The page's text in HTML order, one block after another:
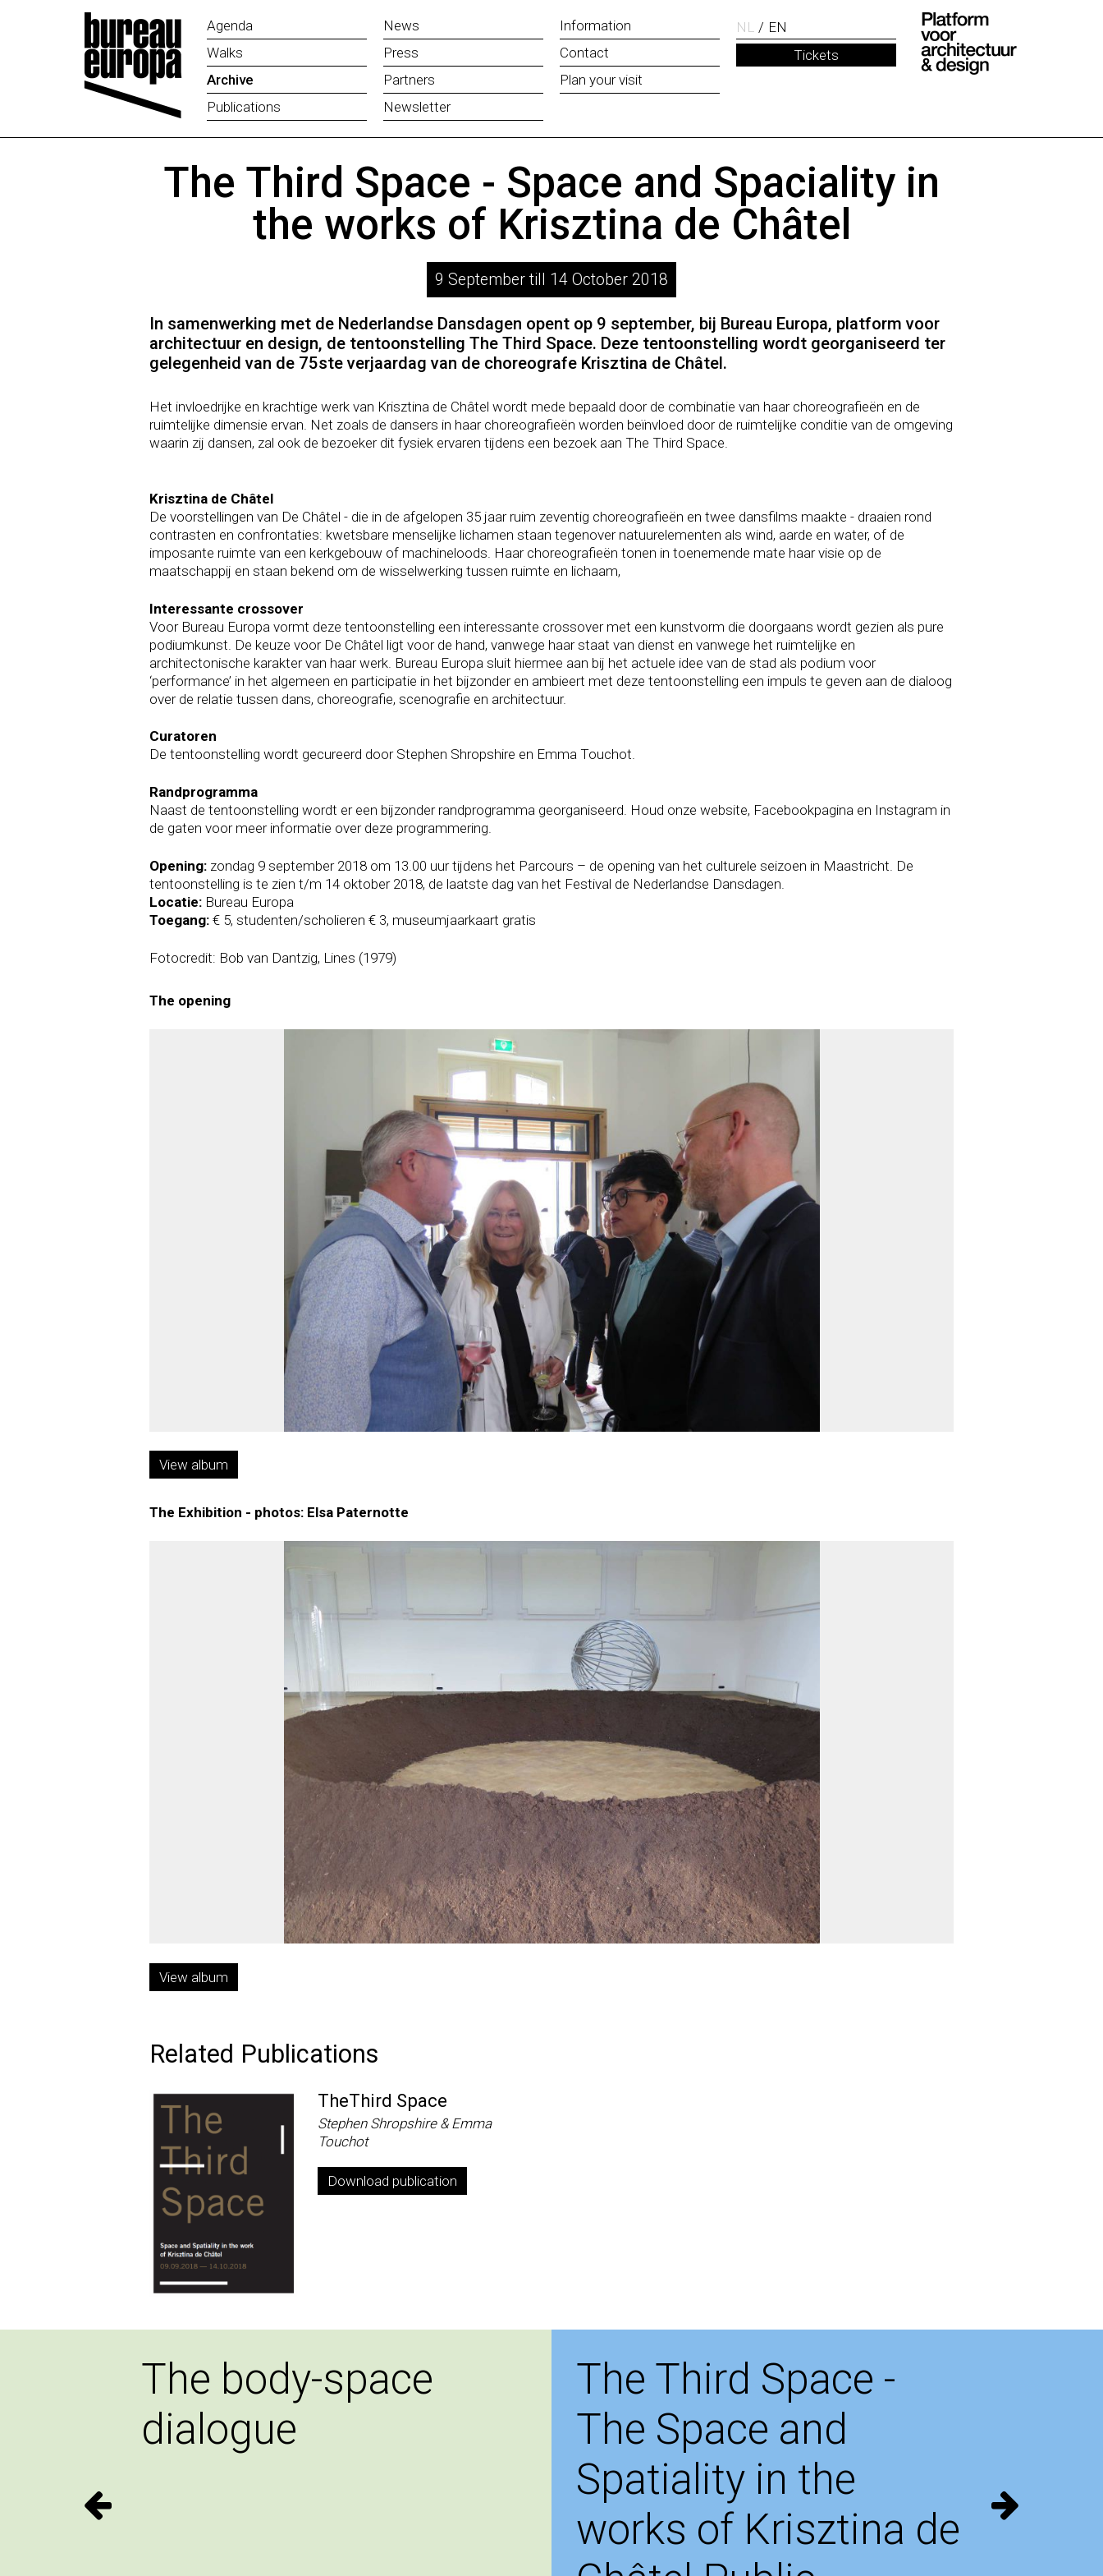
Agenda
Walks
Archive
Publications
News
Press
Partners
Newsletter
Information
Contact
Plan your visit
NL
EN
Tickets
The Third Space - Space and Spaciality in
the works of Krisztina de Châtel
9 September till 14 October 2018
In samenwerking met de Nederlandse Dansdagen opent op 9 september, bij Bureau Europa, platform voor
architectuur en design, de tentoonstelling The Third Space. Deze tentoonstelling wordt georganiseerd ter
gelegenheid van de 75ste verjaardag van de choreografe Krisztina de Châtel.
Het invloedrijke en krachtige werk van Krisztina de Châtel wordt mede bepaald door de combinatie van haar choreografieën en de
ruimtelijke dimensie ervan. Net zoals de dansers in haar choreografieën worden beïnvloed door de ruimtelijke conditie van de omgeving
waarin zij dansen, zal ook de bezoeker dit fysiek ervaren tijdens een bezoek aan The Third Space.
Krisztina de Châtel
De voorstellingen van De Châtel - die in de afgelopen 35 jaar ruim zeventig choreografieën en twee dansfilms maakte - draaien rond
contrasten en confrontaties: kwetsbare menselijke lichamen staan tegenover natuurelementen als wind, aarde en water, of de
imposante ruimte van een kerkgebouw of machineloods. Haar choreografieën tonen in toenemende mate haar visie op de
maatschappij en staan bekend om de wisselwerking tussen ruimte en lichaam,
Interessante crossover
Voor Bureau Europa vormt deze tentoonstelling een interessante crossover met een kunstvorm die doorgaans wordt gezien als pure
podiumkunst. De keuze voor De Châtel ligt voor de hand, vanwege haar staat van dienst en vanwege het ruimtelijke en
architectonische karakter van haar werk. Bureau Europa sluit hiermee aan bij het actuele idee van de stad als podium voor
‘performance’ in het algemeen en participatie in het bijzonder en ambieert met deze tentoonstelling een impuls te geven aan de dialoog
over de relatie tussen dans, choreografie, scenografie en architectuur.
Curatoren
De tentoonstelling wordt gecureerd door Stephen Shropshire en Emma Touchot.
Randprogramma
Naast de tentoonstelling wordt er een bijzonder randprogramma georganiseerd. Houd onze website, Facebookpagina en Instagram in
de gaten voor meer informatie over deze programmering.
Opening: zondag 9 september 2018 om 13.00 uur tijdens het Parcours – de opening van het culturele seizoen in Maastricht. De
tentoonstelling is te zien t/m 14 oktober 2018, de laatste dag van het Festival de Nederlandse Dansdagen.
Locatie: Bureau Europa
Toegang: € 5, studenten/scholieren € 3, museumjaarkaart gratis
Fotocredit: Bob van Dantzig, Lines (1979)
The opening
View album
The Exhibition - photos: Elsa Paternotte
View album
Related Publications
TheThird Space
Stephen Shropshire & Emma
Touchot
Download publication
The body-space
dialogue
The Third Space -
The Space and
Spatiality in the
works of Krisztina de